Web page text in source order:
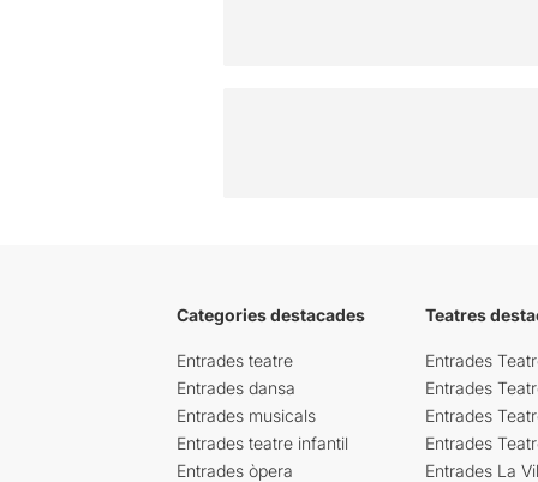
Categories destacades
Entrades teatre
Entrades dansa
Entrades musicals
Entrades teatre infantil
Entrades òpera
Teatres
Entrades
Entrades
Entrades
Entrades
Entrades La